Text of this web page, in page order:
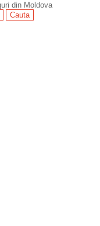
din Moldova